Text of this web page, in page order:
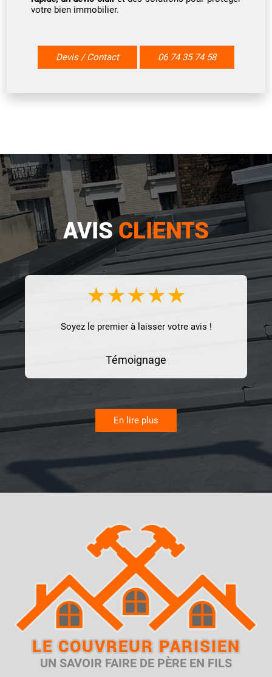
votre bien immobilier.
Devis / Contact 06 74 35 74 58
AVISCLIENTS
Soyez le premier à laisser votre avis !
Témoignage
En lire plus
LE COUVREUR PARISIEN
UN SAVOIR FAIRE DE PÈRE EN FILS